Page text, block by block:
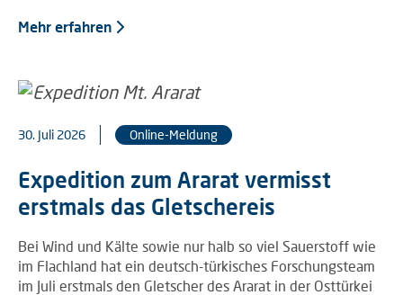
Mehr erfahren
30. Juli 2026 Online-Meldung
Expedition zum Ararat vermisst
erstmals das Gletschereis
Bei Wind und Kälte sowie nur halb so viel Sauerstoff wie
im Flachland hat ein deutsch-türkisches Forschungsteam
im Juli erstmals den Gletscher des Ararat in der Osttürkei